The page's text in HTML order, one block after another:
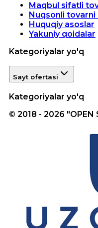
Maqbul sifatli
Nuqsonli
Huquqiy asoslar
Yakuniy qoidalar
Kategoriyalar yo'q
Sayt ofertasi
Kategoriyalar yo'q
© 2018 - 2026 "OPEN